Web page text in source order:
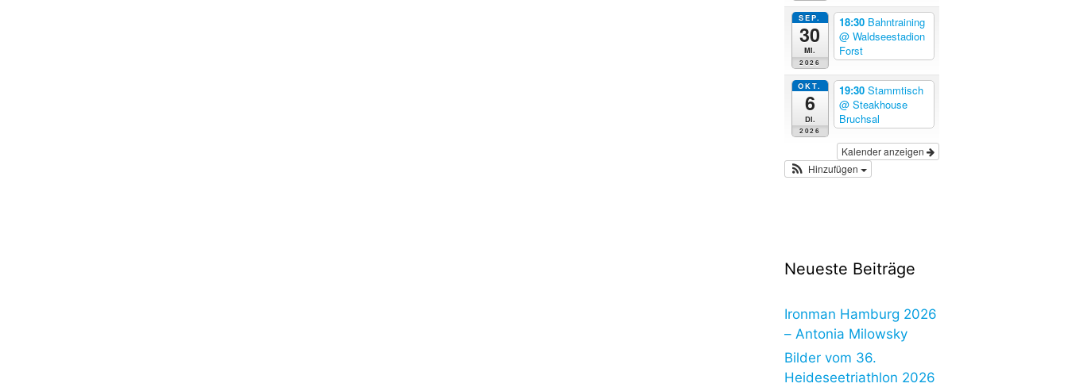
SEP.
30
Mi.
2026
18:30 Bahntraining
@ Waldseestadion
Forst
OKT.
6
Di.
2026
19:30 Stammtisch
@ Steakhouse
Bruchsal
Kalender anzeigen
Hinzufügen
Neueste Beiträge
Ironman Hamburg 2026
– Antonia Milowsky
Bilder vom 36.
Heideseetriathlon 2026